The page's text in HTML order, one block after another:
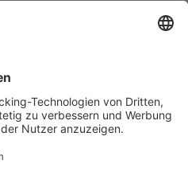
Dienstleistungen im
Speicher. Das
an und
von der Planung
Übergabe von